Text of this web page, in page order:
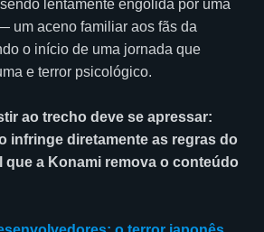
lentamente engolida por uma
um aceno familiar aos fãs da
o início de uma jornada que
e terror psicológico.
ao trecho deve se apressar:
infringe diretamente as regras do
que a Konami remova o conteúdo